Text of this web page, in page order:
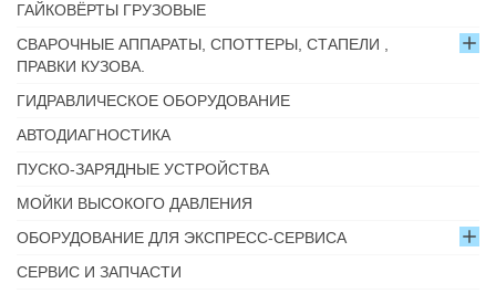
ГАЙКОВЁРТЫ ГРУЗОВЫЕ
СВАРОЧНЫЕ АППАРАТЫ, СПОТТЕРЫ, СТАПЕЛИ ,
ПРАВКИ КУЗОВА.
ГИДРАВЛИЧЕСКОЕ ОБОРУДОВАНИЕ
АВТОДИАГНОСТИКА
ПУСКО-ЗАРЯДНЫЕ УСТРОЙСТВА
МОЙКИ ВЫСОКОГО ДАВЛЕНИЯ
ОБОРУДОВАНИЕ ДЛЯ ЭКСПРЕСС-СЕРВИСА
СЕРВИС И ЗАПЧАСТИ